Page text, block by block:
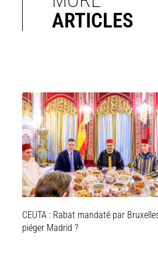
ARTICLES
CEUTA : Rabat mandaté par
piéger Madrid ?